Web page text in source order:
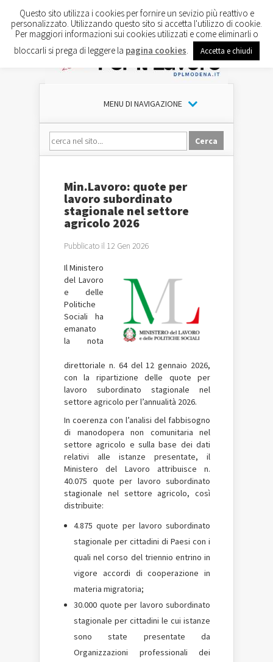
MENU DI NAVIGAZIONE
Min.Lavoro: quote per
lavoro subordinato
stagionale nel settore
agricolo 2026
Pubblicato il 12 Gen 2026
IlMinistero
del Lavoro
e delle
Politiche
Sociali ha
emanato
la nota
direttoriale n. 64 del 12 gennaio 2026,
con la ripartizione delle quote per
lavoro subordinato stagionale nel
settore agricolo per l’annualità 2026.
In coerenza con l’analisi del fabbisogno
di manodopera non comunitaria nel
settore agricolo e sulla base dei dati
relativi alle istanze presentate, il
Ministero del Lavoro attribuisce n.
40.075 quote per lavoro subordinato
stagionale nel settore agricolo, così
distribuite:
4.875 quote per lavoro subordinato
stagionale per cittadini di Paesi con i
quali nel corso del triennio entrino in
vigore accordi di cooperazione in
materia migratoria;
30.000 quote per lavoro subordinato
stagionale per cittadini le cui istanze
sono state presentate da
Organizzazioni professionali dei
Questo sito utilizza i cookies per fornire un sevizio più reattivo e
personalizzato. Utilizzando questo sito si accetta l'utilizzo di cookie.
Per maggiori informazioni sui cookies utilizzati e come eliminarli o
bloccarli si prega di leggere la pagina cookies Accetta e chiudi